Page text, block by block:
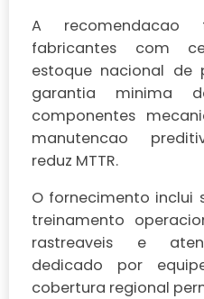
A recomendacao
fabricantes com
estoque nacional de
garantia minima
componentes
manutencao
reduz MTTR.
O fornecimento inclui
treinamento
rastreaveis e
dedicado por
cobertura regional